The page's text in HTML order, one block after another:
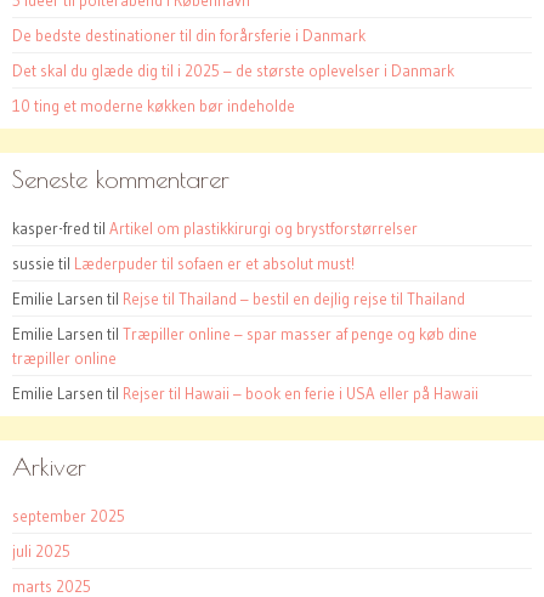
De bedste destinationer til din forårsferie i Danmark
Det skal du glæde dig til i 2025 – de største oplevelser i Danmark
10 ting et moderne køkken bør indeholde
Seneste kommentarer
kasper-fred til Artikel om plastikkirurgi og brystforstørrelser
sussie til Læderpuder til sofaen er et absolut must!
Emilie Larsen til Rejse til Thailand – bestil en dejlig rejse til Thailand
Emilie Larsen til Træpiller online – spar masser af penge og køb dine
træpiller online
Emilie Larsen til Rejser til Hawaii – book en ferie i USA eller på Hawaii
Arkiver
september 2025
juli 2025
marts 2025